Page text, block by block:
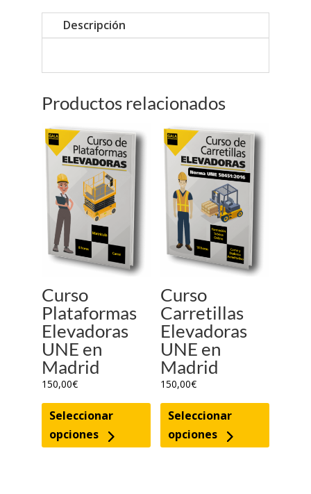
Descripción
Productos relacionados
Curso
Plataformas
Elevadoras
UNE en
Madrid
150,00€
Seleccionar
opciones
Este
producto
tiene
Curso
Carretillas
Elevadoras
UNE en
Madrid
150,00€
Seleccionar
opciones
Este